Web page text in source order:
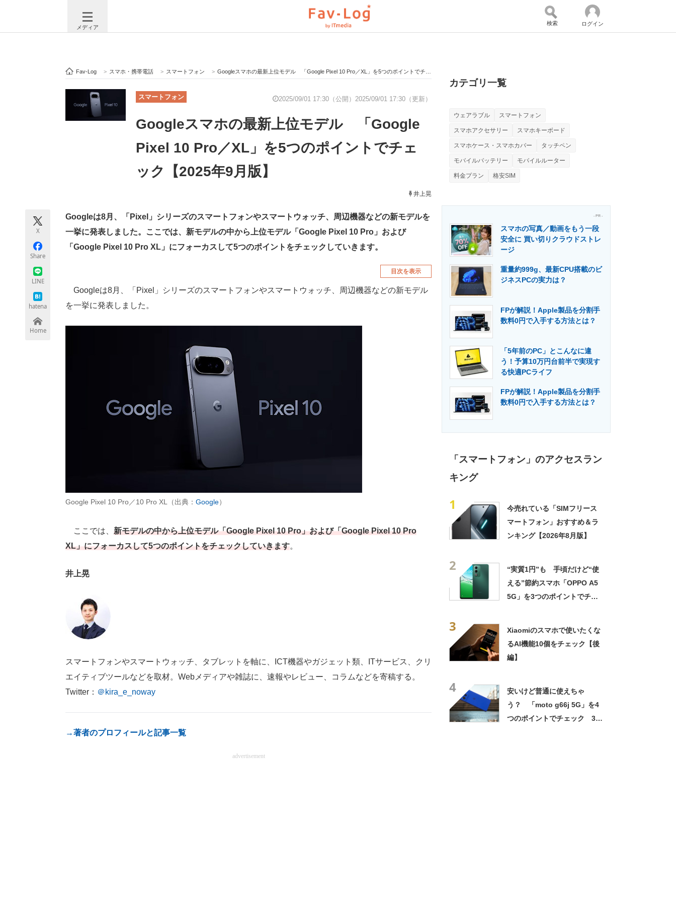
メディア
注目記事を集めた総合ページ ITの今と未来を見通す スマホと通信の最新トレンド 進化するPCとデバイスの未来
ビジネスと働き方のヒント AI活用のいまが分かる 企業ITのトレンドを詳説 経営リーダーのコミュニティ
ITエンジニア向け専門サイト 企業向けIT製品の総合サイト
モノづくり技術者専門サイト エレクトロニクス専門サイト 電子設計の基本と応用 エネルギーの専門メディア
検索 ログイン
Fav-Log > スマホ・携帯電話 > スマートフォン > Googleスマホの最新上位モデル 「Google Pixel 10 Pro／XL」を5つのポイントでチェック【2025年9月版】
スマートフォン 2025/09/01 17:30（公開） 2025/09/01 17:30（更新）
Googleスマホの最新上位モデル 「Google
Pixel 10 Pro／XL」を5つのポイントでチェ
ック【2025年9月版】
井上晃
X
Share
LINE
hatena
Home
Googleは8月、「Pixel」シリーズのスマートフォンやスマートウォッチ、周辺機器などの新モデルを
一挙に発表しました。ここでは、新モデルの中から上位モデル「Google Pixel 10 Pro」および
「Google Pixel 10 Pro XL」にフォーカスして5つのポイントをチェックしていきます。
目次を表示
Googleは8月、「Pixel」シリーズのスマートフォンやスマートウォッチ、周辺機器などの新モデル
を一挙に発表しました。
Google Pixel 10 Pro／10 Pro XL（出典： Google）
ここでは、 新モデルの中から上位モデル「Google Pixel 10 Pro」および「Google Pixel 10 Pro
XL」にフォーカスして5つのポイントをチェックしていきます。
井上晃
スマートフォンやスマートウォッチ、タブレットを軸に、ICT機器やガジェット類、ITサービス、クリ
エイティブツールなどを取材。Webメディアや雑誌に、速報やレビュー、コラムなどを寄稿する。
Twitter： ＠kira_e_noway
→著者のプロフィールと記事一覧
advertisement
カテゴリ一覧
ウェアラブル スマートフォン
スマホアクセサリー スマホキーボード
スマホケース・スマホカバー タッチペン
モバイルバッテリー モバイルルーター
料金プラン 格安SIM
- PR -
スマホの写真／動画をもう一段
安全に 買い切りクラウドストレ
ージ
重量約999g、最新CPU搭載のビ
ジネスPCの実力は？
FPが解説！Apple製品を分割手
数料0円で入手する方法とは？
「5年前のPC」とこんなに違
う！予算10万円台前半で実現す
る快適PCライフ
FPが解説！Apple製品を分割手
数料0円で入手する方法とは？
「スマートフォン」のアクセスラン
キング
1
今売れている「SIMフリース
マートフォン」おすすめ＆ラ
ンキング【2026年8月版】
2
“実質1円”も 手頃だけど“使
える”節約スマホ「OPPO A5
5G」を3つのポイントでチェ
3
Xiaomiのスマホで使いたくな
るAI機能10個をチェック【後
編】
4
安いけど普通に使えちゃ
う？ 「moto g66j 5G」を4
つのポイントでチェック 3万